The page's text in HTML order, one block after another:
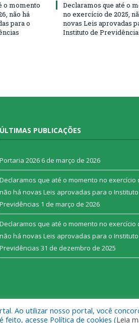
o momento
não há
para o
Declaramos que até o
no exercício de 2025,
novas Leis aprovadas
Instituto de
ÚLTIMAS PUBLICAÇÕES
Portaria 2026 6 de março de 2026
Declaramos que até o momento no exercício
não há novas Leis aprovadas para o
Previdências 1 de março de 2026
Declaramos que até o momento no exercício
não há novas Leis aprovadas para o
Previdências 31 de dezembro de 2025
Ao utilizar nosso portal, você
acesse Política de cookies (Leia